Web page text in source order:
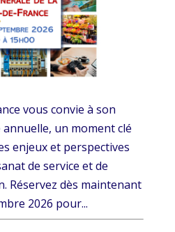
vous convie à son
annuelle, un moment clé
enjeux et perspectives
de service et de
Réservez dès maintenant
2026 pour...